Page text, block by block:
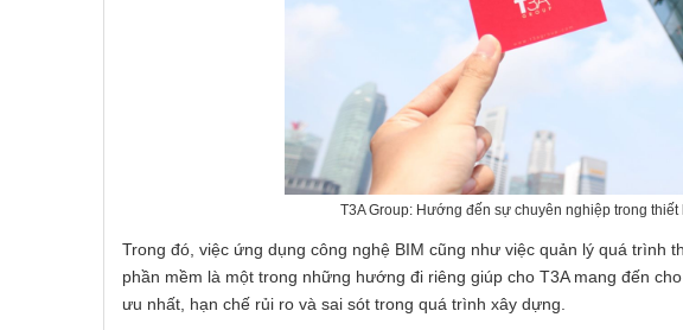
T3A Group: Hướng đến sự chuyên nghiệp trong thiết
Trong đó, việc ứng dụng công nghệ BIM cũng như việc quản lý quá trình
phần mềm là một trong những hướng đi riêng giúp cho T3A mang đến
ưu nhất, hạn chế rủi ro và sai sót trong quá trình xây dựng.